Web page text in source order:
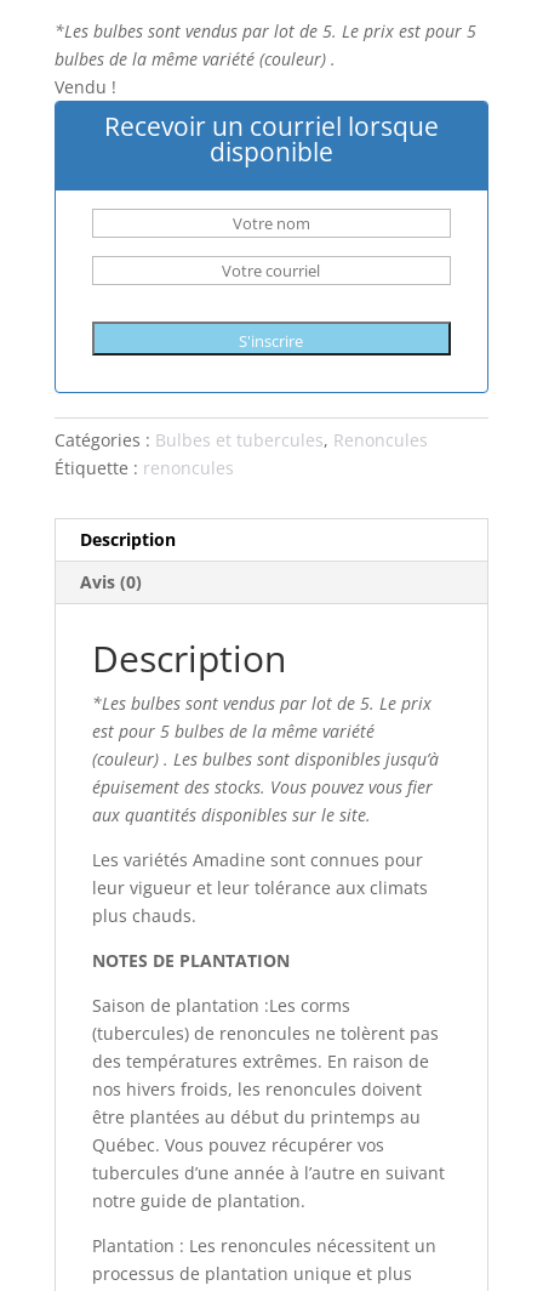
*Les bulbes sont vendus par lot de 5. Le prix est pour 5
bulbes de la même variété (couleur) .
Vendu !
Recevoir un courriel lorsque
disponible
S'inscrire
Catégories : Bulbes et tubercules, Renoncules
Étiquette : renoncules
Description
Avis (0)
Description
*Les bulbes sont vendus par lot de 5. Le prix
est pour 5 bulbes de la même variété
(couleur) . Les bulbes sont disponibles jusqu’à
épuisement des stocks. Vous pouvez vous fier
aux quantités disponibles sur le site.
Les variétés Amadine sont connues pour
leur vigueur et leur tolérance aux climats
plus chauds.
NOTES DE PLANTATION
Saison de plantation :Les corms
(tubercules) de renoncules ne tolèrent pas
des températures extrêmes. En raison de
nos hivers froids, les renoncules doivent
être plantées au début du printemps au
Québec. Vous pouvez récupérer vos
tubercules d’une année à l’autre en suivant
notre guide de plantation.
Plantation : Les renoncules nécessitent un
processus de plantation unique et plus